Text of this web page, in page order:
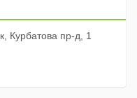
Курбатова пр-д, 1